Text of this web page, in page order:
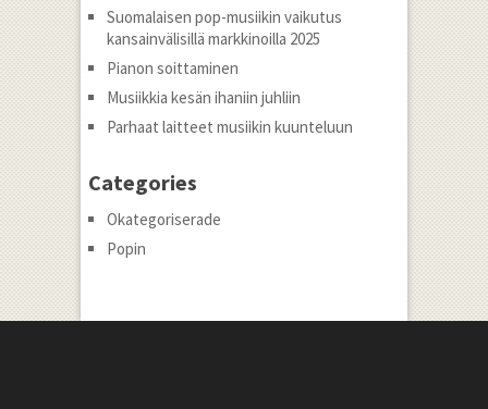
Suomalaisen pop-musiikin vaikutus
kansainvälisillä markkinoilla 2025
Pianon soittaminen
Musiikkia kesän ihaniin juhliin
Parhaat laitteet musiikin kuunteluun
Categories
Okategoriserade
Popin